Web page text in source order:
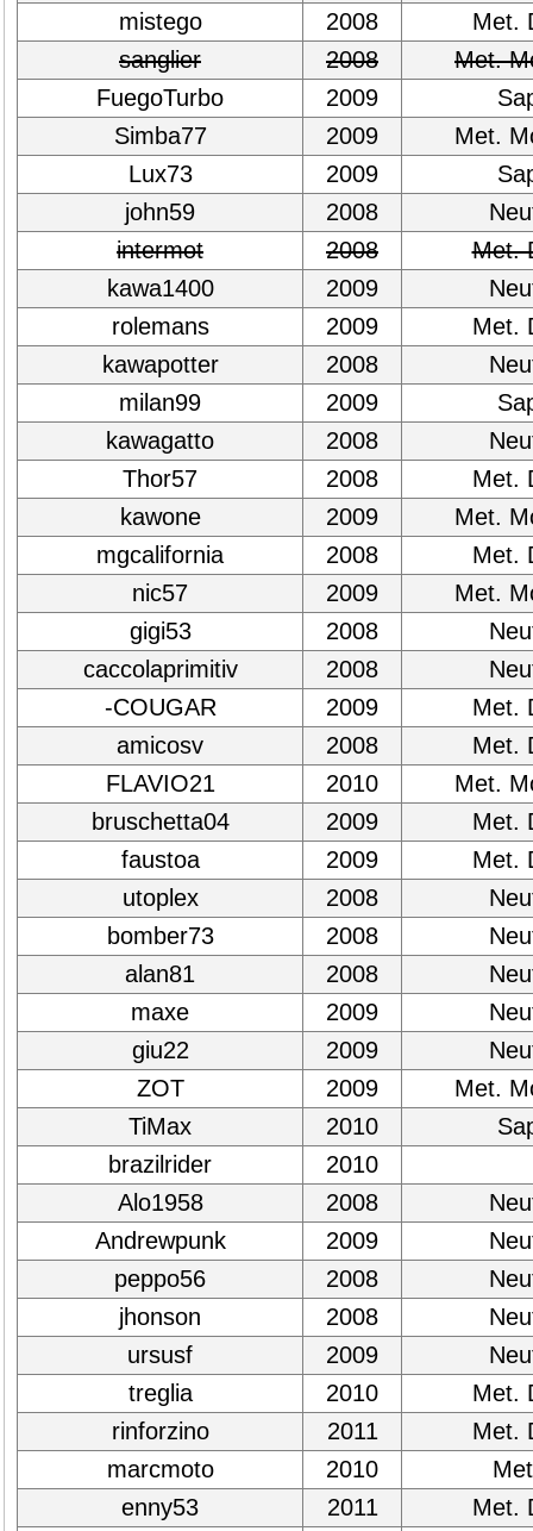
mistego 2008
Met.
sanglier
2008
Met.
FuegoTurbo
2009
Simba77
2009
Met.
Lux73
2009
john59
2008
intermot
2008
Met.
kawa1400
2009
rolemans
2009
Met.
kawapotter
2008
milan99
2009
kawagatto
2008
Thor57
2008
Met.
kawone
2009
Met.
mgcalifornia
2008
Met.
nic57
2009
Met.
gigi53
2008
caccolaprimitiv
2008
-COUGAR
2009
Met.
amicosv
2008
Met.
FLAVIO21
2010
Met.
bruschetta04
2009
Met.
faustoa
2009
Met.
utoplex
2008
bomber73
2008
alan81
2008
maxe
2009
giu22
2009
ZOT
2009
Met.
TiMax
2010
brazilrider
2010
Alo1958
2008
Andrewpunk
2009
peppo56
2008
jhonson
2008
ursusf
2009
treglia
2010
Met.
rinforzino
2011
Met.
marcmoto
2010
enny53
2011
Met.